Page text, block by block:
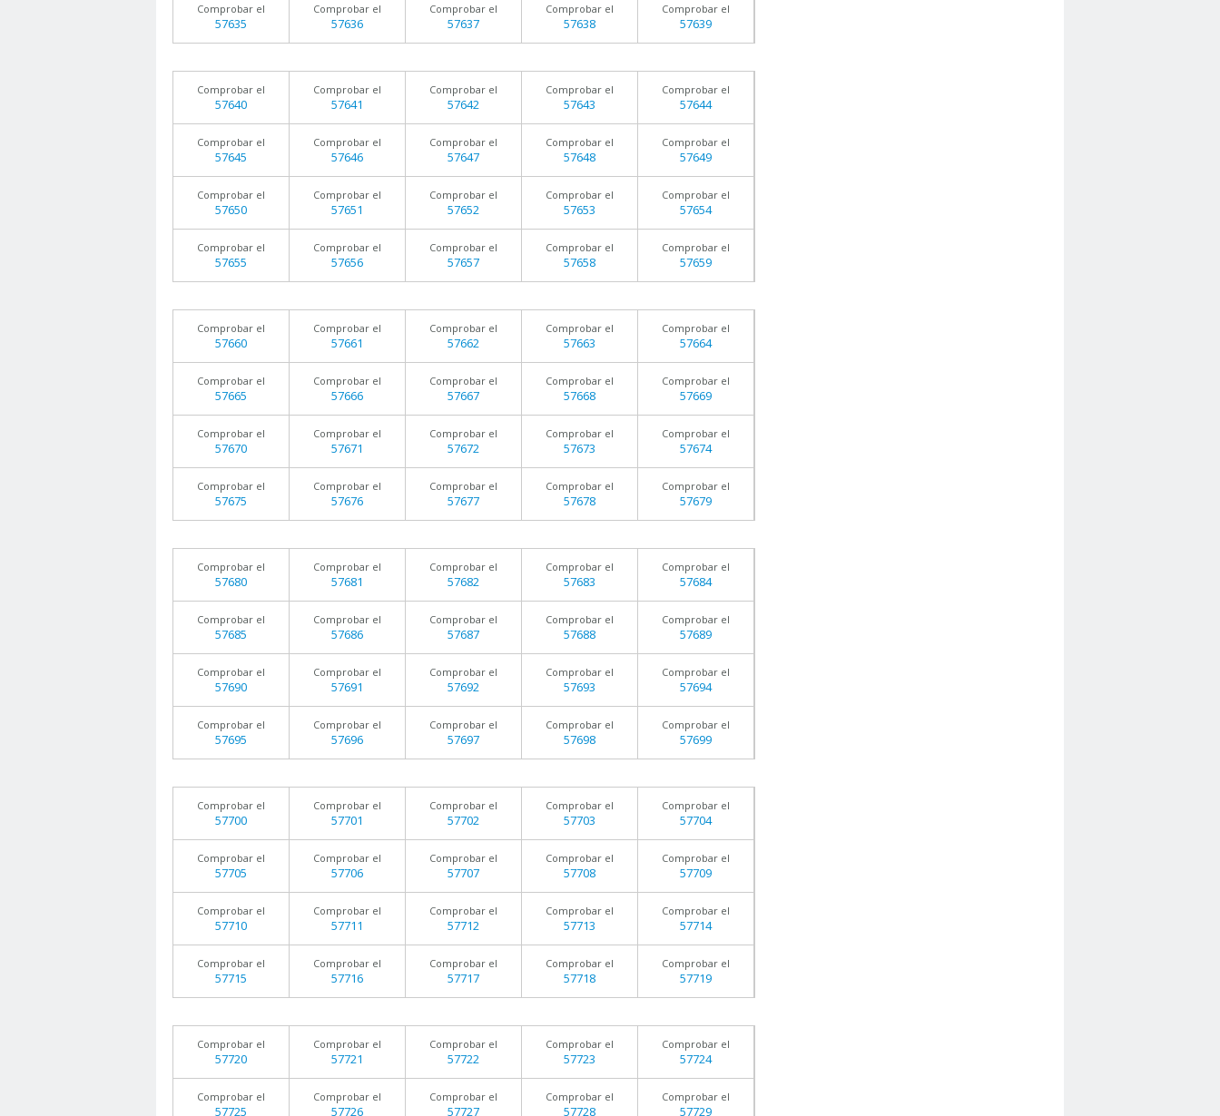
Comprobar el
57635
Comprobar el
57636
Comprobar el
57637
Comprobar el
57638
Comprobar el
57639
Comprobar el
57640
Comprobar el
57641
Comprobar el
57642
Comprobar el
57643
Comprobar el
57644
Comprobar el
57645
Comprobar el
57646
Comprobar el
57647
Comprobar el
57648
Comprobar el
57649
Comprobar el
57650
Comprobar el
57651
Comprobar el
57652
Comprobar el
57653
Comprobar el
57654
Comprobar el
57655
Comprobar el
57656
Comprobar el
57657
Comprobar el
57658
Comprobar el
57659
Comprobar el
57660
Comprobar el
57661
Comprobar el
57662
Comprobar el
57663
Comprobar el
57664
Comprobar el
57665
Comprobar el
57666
Comprobar el
57667
Comprobar el
57668
Comprobar el
57669
Comprobar el
57670
Comprobar el
57671
Comprobar el
57672
Comprobar el
57673
Comprobar el
57674
Comprobar el
57675
Comprobar el
57676
Comprobar el
57677
Comprobar el
57678
Comprobar el
57679
Comprobar el
57680
Comprobar el
57681
Comprobar el
57682
Comprobar el
57683
Comprobar el
57684
Comprobar el
57685
Comprobar el
57686
Comprobar el
57687
Comprobar el
57688
Comprobar el
57689
Comprobar el
57690
Comprobar el
57691
Comprobar el
57692
Comprobar el
57693
Comprobar el
57694
Comprobar el
57695
Comprobar el
57696
Comprobar el
57697
Comprobar el
57698
Comprobar el
57699
Comprobar el
57700
Comprobar el
57701
Comprobar el
57702
Comprobar el
57703
Comprobar el
57704
Comprobar el
57705
Comprobar el
57706
Comprobar el
57707
Comprobar el
57708
Comprobar el
57709
Comprobar el
57710
Comprobar el
57711
Comprobar el
57712
Comprobar el
57713
Comprobar el
57714
Comprobar el
57715
Comprobar el
57716
Comprobar el
57717
Comprobar el
57718
Comprobar el
57719
Comprobar el
57720
Comprobar el
57721
Comprobar el
57722
Comprobar el
57723
Comprobar el
57724
Comprobar el
57725
Comprobar el
57726
Comprobar el
57727
Comprobar el
57728
Comprobar el
57729